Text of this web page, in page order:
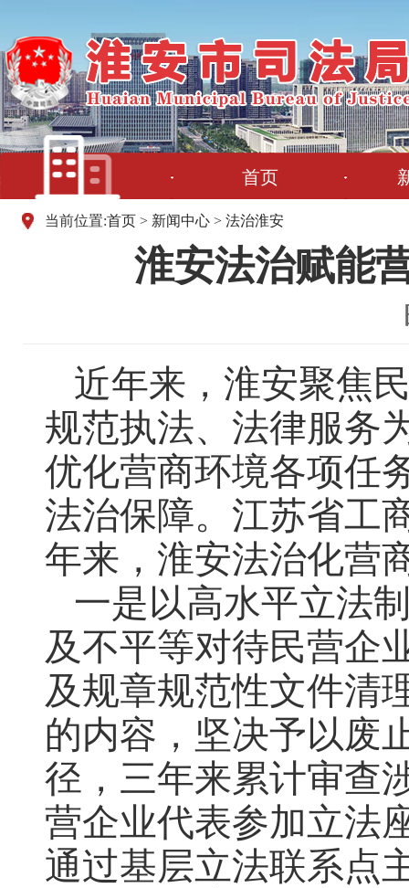
首页
当前位置:首页 > 新闻中心 >法治淮安
淮安法治赋能
近年来，淮安聚焦
规范执法、法律服务
优化营商环境各项任
法治保障。江苏省工
年来，淮安法治化营
一是以高水平立法
及不平等对待民营企
及规章规范性文件清
的内容，坚决予以废
径，三年来累计审查
营企业代表参加立法
通过基层立法联系点